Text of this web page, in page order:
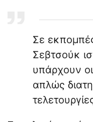
Σε
Σεβτσούκ
υπάρχουν οι
απλώς